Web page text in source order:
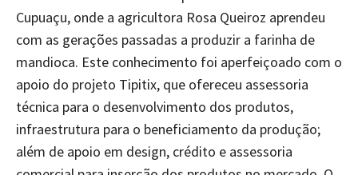
Cupuaçu, onde a agricultora Rosa Queiroz aprendeu
com as gerações passadas a produzir a farinha de
mandioca. Este conhecimento foi aperfeiçoado com o
apoio do projeto Tipitix, que ofereceu assessoria
técnica para o desenvolvimento dos produtos,
infraestrutura para o beneficiamento da produção;
além de apoio em design, crédito e assessoria